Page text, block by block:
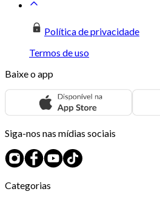
Política de privacidade
Termos de uso
Baixe o app
Siga-nos nas mídias sociais
Categorias